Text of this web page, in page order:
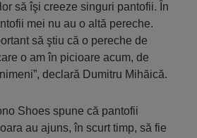
să îşi creeze singuri pantofii. În
mei nu au o altă pereche.
să ştiu că o pereche de
o am în picioare acum, de
declară Dumitru Mihăică.
Shoes spune că pantofii
au ajuns, în scurt timp, să fie